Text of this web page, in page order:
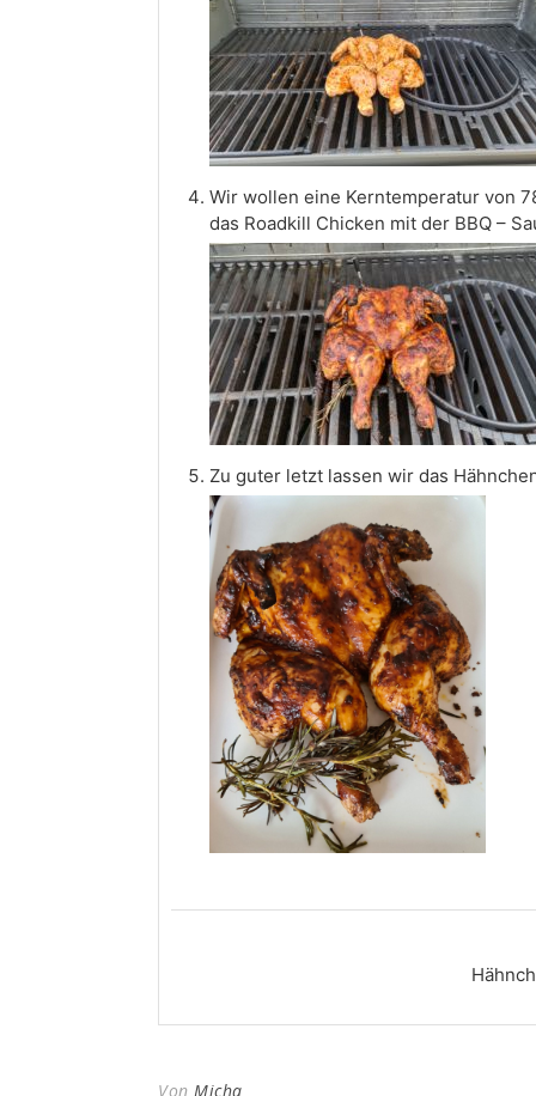
Wir wollen eine Kerntemperatur von
das Roadkill Chicken mit der BBQ –
Zu guter letzt lassen wir das
Von Micha